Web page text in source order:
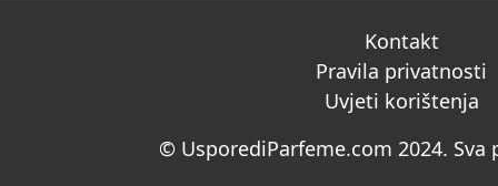
Kontakt
Pravila privatnosti
Uvjeti korištenja
© UsporediParfeme.com 2024. Sva